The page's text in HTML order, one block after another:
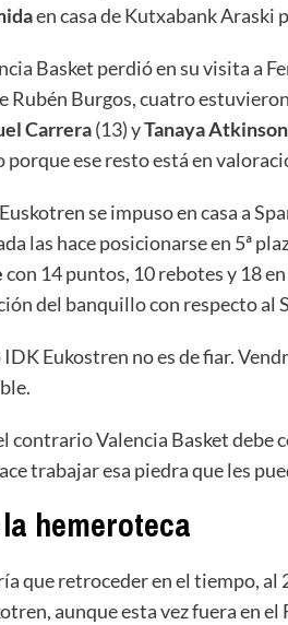
en casa de Kutxabank Araski
Basket perdió en su visita a
Rubén Burgos, cuatro
Carrera(13) yTanaya Atkinson
porque ese resto está en
se impuso en casa a
las hace posicionarse en 5ª
con 14 puntos, 10 rebotes y 18
del banquillo con respecto al
IDK Eukostren no es de fiar.
contrario Valencia Basket debe
trabajar esa piedra que les
hemeroteca
que retroceder en el tiempo,
aunque esta vez fuera en